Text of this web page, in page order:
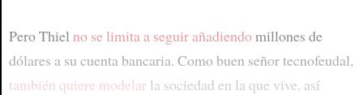
Pero Thiel no se limita a seguir añadiendomillones de
dólares a su cuenta bancaria. Como buen señor tecnofeudal,
también quiere modelarla sociedad en la que vive, así